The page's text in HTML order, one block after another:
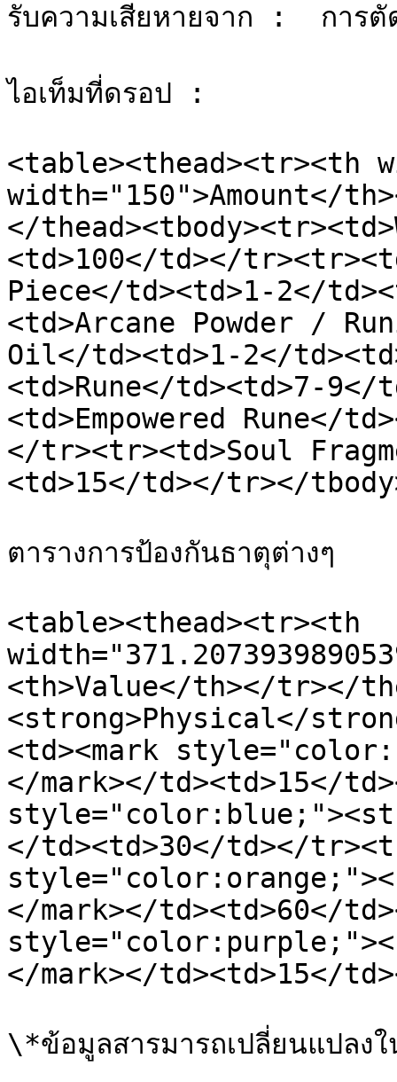
รับความเสียหายจาก :  การ
ไอเท็มที่ดรอป :
<table><thead><tr><th
width="150">Amount</
</
<td>100</td></
Piece</td><td>1-2</
<td>Arcane Powder /
Oil</td><td>1-2</
<td>Rune</td><td>7-
<td>Empowered Rune</
</tr><tr><td>Soul
<td>15</td></tr></
ตารางการป้องกันธาตุต่างๆ
<table><thead><tr><th
<th>Value</th></tr></
<strong>Physical</
<td><mark
</mark></td><td>15</
</td><td>30</td></
</mark></td><td>60</
</mark></td><td>15</